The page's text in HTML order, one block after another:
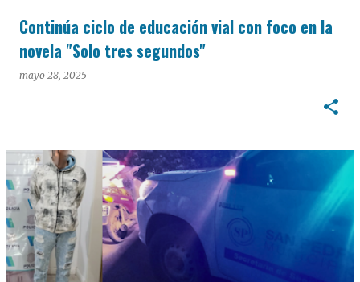
Continúa ciclo de educación vial con foco en la
novela "Solo tres segundos"
mayo 28, 2025